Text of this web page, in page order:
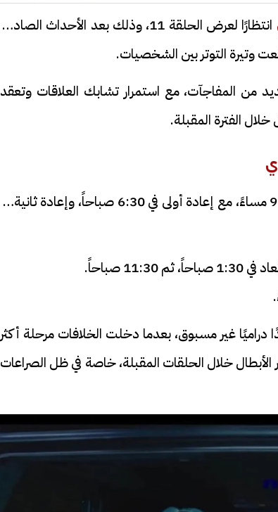
انتظارًا لعرض الحلقة 11، وذلك بعد الأحداث الصادمة
وتيرة التوتر بين الشخصيات.
من «علي كلاي» العديد من المفاجآت، مع استمرار تشابك العلاقات وتعقد
الفترة المقبلة.
تُعرض الحلقة العاشرة على قناة DMC في تمام الساعة 9:45 مساءً، مع إعادة أولى في 6:30 صباحاً، وإعادة ثانية في
غير مسبوق، بعدما دخلت الخلافات مرحلة أكثر
خلال الحلقات المقبلة، خاصة في ظل الصراعات